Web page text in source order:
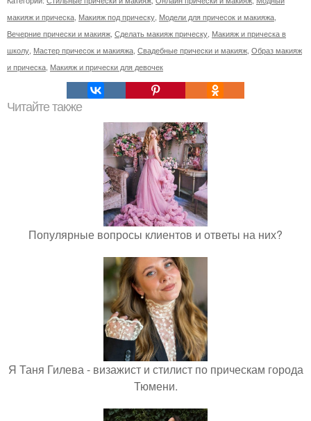
макияж и прическа Макияж под прическу Модели для причесок и макияжа
Вечерние прически и макияж Сделать макияж прическу Макияж и прическа в
школу Мастер причесок и макияжа Свадебные прически и макияж Образ макияж
и прическа Макияж и прически для девочек
Читайте также
Популярные вопросы клиентов и ответы на них?
Я Таня Гилева - визажист и стилист по прическам города
Тюмени.